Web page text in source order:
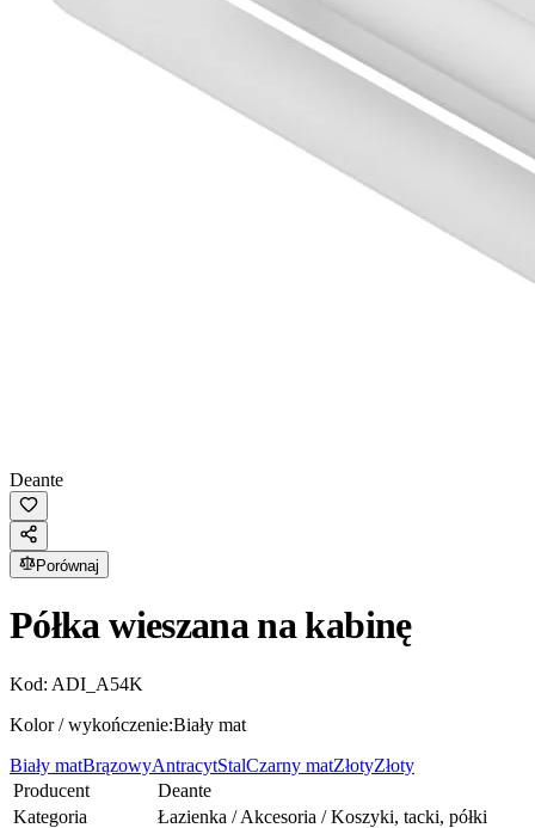
Deante
Porównaj
Półka wieszana na kabinę
Kod: ADI_A54K
Kolor / wykończenie:Biały mat
Biały matBrązowyAntracytStalCzarny matZłotyZłoty
Producent
Deante
Kategoria
Łazienka / Akcesoria / Koszyki, tacki, półki